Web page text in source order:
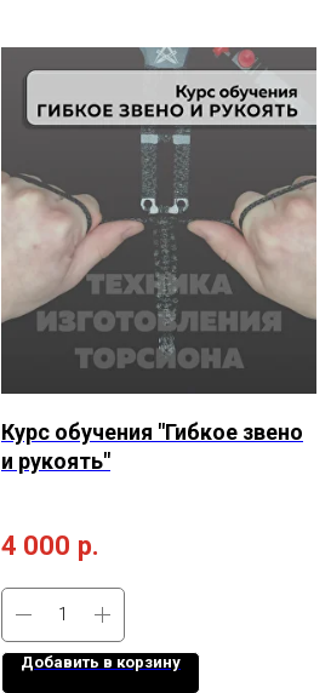
Курс обучения "Гибкое звено
и рукоять"
4 000 р.
Добавить в корзину